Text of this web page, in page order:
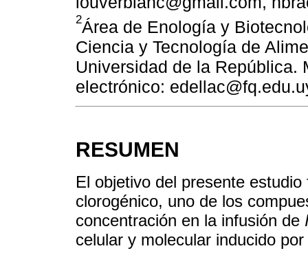
2Área de Enología y
Ciencia y Tecnología de
Universidad de la República.
electrónico:
RESUMEN
El objetivo del presente
clorogénico, uno de los
concentración en la infusión de
celular y molecular inducido